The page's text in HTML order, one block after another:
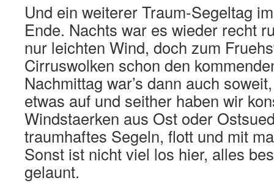
Und ein weiterer Traum-Segeltag
Ende. Nachts war es wieder recht
nur leichten Wind, doch zum
Cirruswolken schon den
Nachmittag war’s dann auch
etwas auf und seither haben wir
Windstaerken aus Ost oder
traumhaftes Segeln, flott und mit
Sonst ist nicht viel los hier, alles
gelaunt.